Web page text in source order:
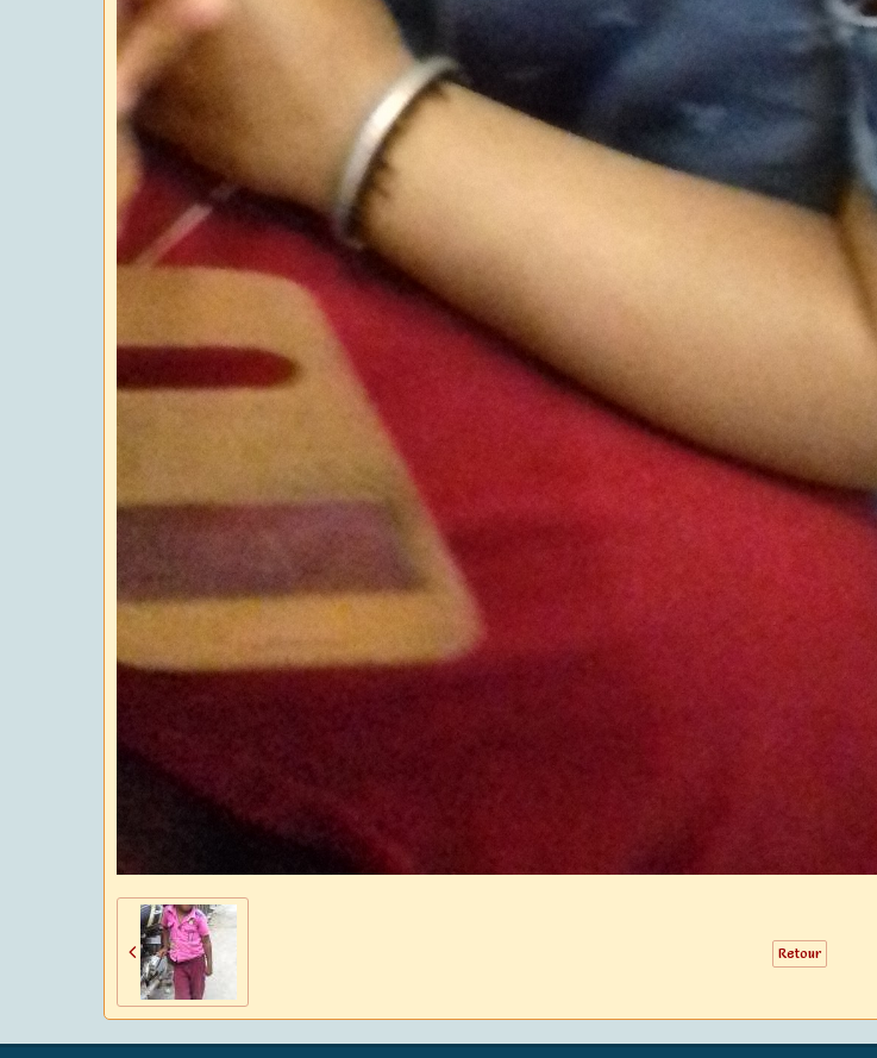
Retour